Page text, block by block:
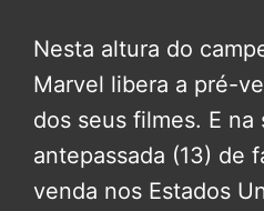
Nesta altura do
Marvel libera a pré-
dos seus filmes. E
antepassada (13) de
venda nos Estados